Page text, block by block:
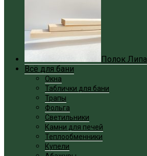
Полок Липа
Всё для бани
Окна
Таблички для бани
Трапы
Фольга
Светильники
Камни для печей
Теплообменники
Купели